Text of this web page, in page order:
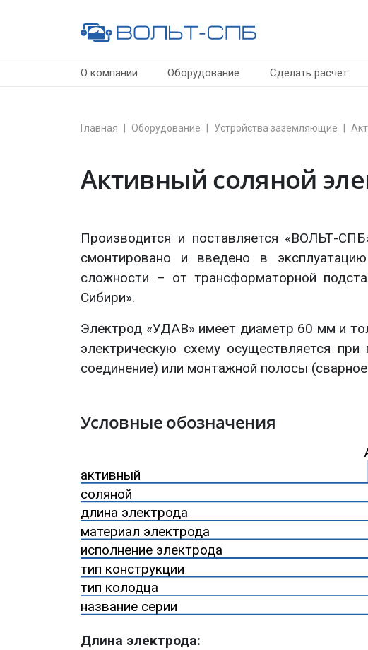
О компании Оборудование Сделать расчёт
Главная Оборудование Устройства заземляющие
Активный соляной
Производится и поставляется «ВОЛЬТ-
смонтировано и введено в
сложности – от трансформаторной
Сибири».
Электрод «УДАВ» имеет диаметр 60 мм и
электрическую схему осуществляется
соединение) или монтажной полосы
Условные обозначения
активный
соляной
длина электрода
материал электрода
исполнение электрода
тип конструкции
тип колодца
название серии
Длина электрода: